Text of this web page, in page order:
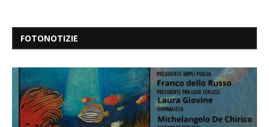
FOTONOTIZIE